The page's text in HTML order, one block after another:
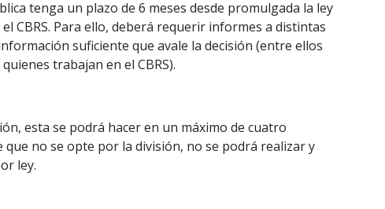
tenga un plazo de 6 meses desde promulgada la ley
CBRS. Para ello, deberá requerir informes a distintas
suficiente que avale la decisión (entre ellos
trabajan en el CBRS).
esta se podrá hacer en un máximo de cuatro
que no se opte por la división, no se podrá realizar y
ley.